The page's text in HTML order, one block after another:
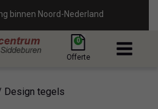
binnen Noord-Nederland
0
Offerte
Design tegels